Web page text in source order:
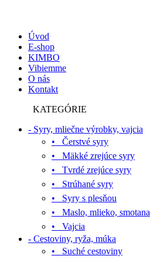
Úvod
E-shop
KIMBO
Vibiemme
O nás
Kontakt
KATEGÓRIE
- Syry, mliečne výrobky, vajcia
• Čerstvé syry
• Mäkké zrejúce syry
• Tvrdé zrejúce syry
• Strúhané syry
• Syry s plesňou
• Maslo, mlieko, smotana
• Vajcia
- Cestoviny, ryža, múka
• Suché cestoviny